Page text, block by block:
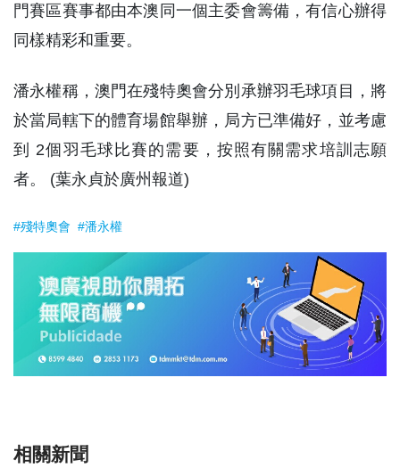
門賽區賽事都由本澳同一個主委會籌備，有信心辦得
同樣精彩和重要。
潘永權稱，澳門在殘特奧會分別承辦羽毛球項目，將
於當局轄下的體育場館舉辦，局方已準備好，並考慮
到 2個羽毛球比賽的需要，按照有關需求培訓志願
者。 (葉永貞於廣州報道)
#殘特奧會 #潘永權
相關新聞